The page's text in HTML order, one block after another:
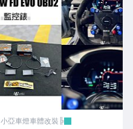
小亞車燈車體改裝╠